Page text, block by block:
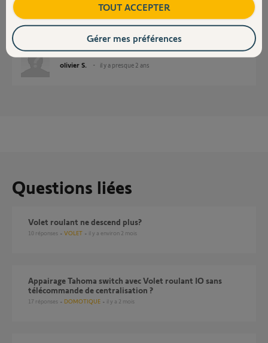
bonjour, après changement du condensateur, aucun changement. Carte
électronique peut être ?
Merci pour vos retours
olivier S. il y a presque 2 ans
Questions liées
Volet roulant ne descend plus?
10 réponses VOLET il y a environ 2 mois
Appairage Tahoma switch avec Volet roulant IO sans
télécommande de centralisation ?
17 réponses DOMOTIQUE il y a 2 mois
TOUT ACCEPTER
Gérer mes préférences